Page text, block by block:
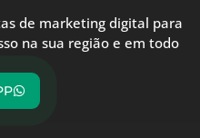
de marketing digital para
na sua região e em todo